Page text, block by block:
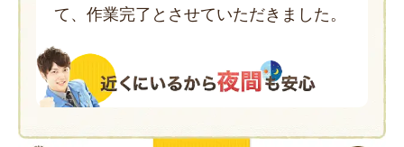
て、作業完了とさせていただきました。